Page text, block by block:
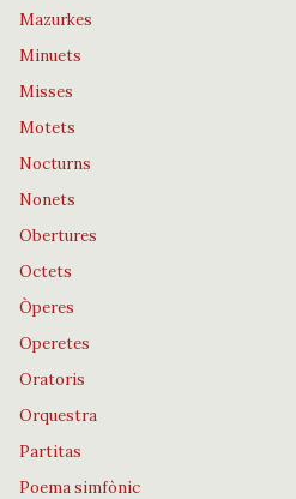
Mazurkes
Minuets
Misses
Motets
Nocturns
Nonets
Obertures
Octets
Òperes
Operetes
Oratoris
Orquestra
Partitas
Poema simfònic